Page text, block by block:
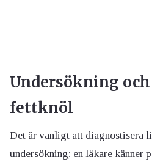
Undersökning
fettknöl
Det är vanligt att diagnostisera
undersökning; en läkare känner